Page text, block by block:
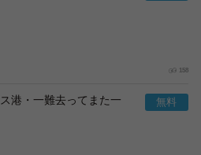
158
港・一難去ってまた一